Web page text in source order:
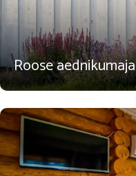
Roose aednikumaja